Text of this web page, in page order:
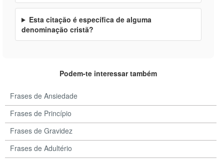
Esta citação é específica de alguma
denominação cristã?
Podem-te interessar também
Frases de Ansiedade
Frases de Princípio
Frases de Gravidez
Frases de Adultério